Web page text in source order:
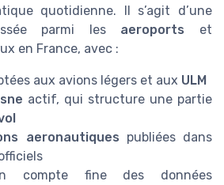
quotidienne. Il s’agit d’une
parmi les aeroports et
en France, avec :
aux avions légers et aux ULM
actif, qui structure une partie
aeronautiques publiées dans
compte fine des données